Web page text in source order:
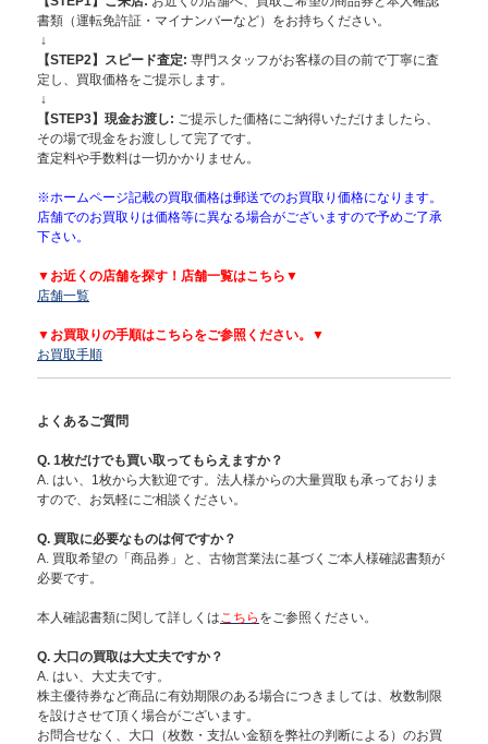
書類（運転免許証・マイナンバーなど）をお持ちください。
↓
【STEP2】スピード査定: 専門スタッフがお客様の目の前で丁寧に査
定し、買取価格をご提示します。
↓
【STEP3】現金お渡し: ご提示した価格にご納得いただけましたら、
その場で現金をお渡しして完了です。
査定料や手数料は一切かかりません。
※ホームページ記載の買取価格は郵送でのお買取り価格になります。
店舗でのお買取りは価格等に異なる場合がございますので予めご了承
下さい。
▼お近くの店舗を探す！店舗一覧はこちら▼
店舗一覧
▼お買取りの手順はこちらをご参照ください。▼
お買取手順
よくあるご質問
Q. 1枚だけでも買い取ってもらえますか？
A. はい、1枚から大歓迎です。法人様からの大量買取も承っておりま
すので、お気軽にご相談ください。
Q. 買取に必要なものは何ですか？
A. 買取希望の「商品券」と、古物営業法に基づくご本人様確認書類が
必要です。
本人確認書類に関して詳しくは こちら をご参照ください。
Q. 大口の買取は大丈夫ですか？
A. はい、大丈夫です。
株主優待券など商品に有効期限のある場合につきましては、枚数制限
を設けさせて頂く場合がございます。
お問合せなく、大口（枚数・支払い金額を弊社の判断による）のお買